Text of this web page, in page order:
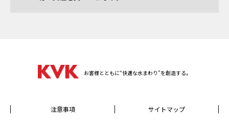
お客様とともに“快適な水まわり”を創造する。
注意事項 サイトマップ